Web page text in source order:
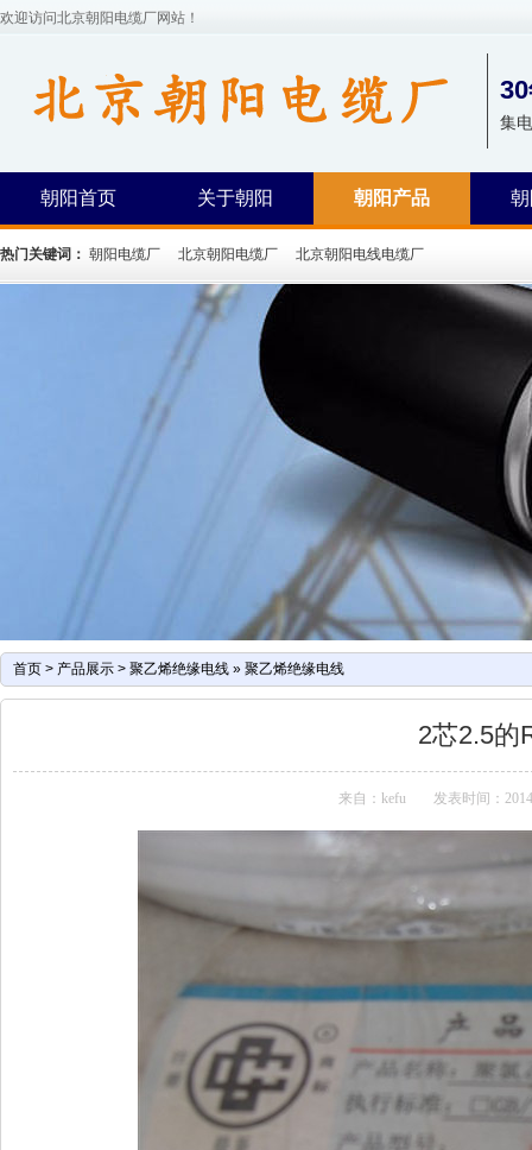
欢迎访问北京朝阳电缆厂网站！
集
朝阳首页 关于朝阳 朝阳产品
热门关键词： 朝阳电缆厂 北京朝阳电缆厂 北京朝阳电线电缆厂
首页 > 产品展示 > 聚乙烯绝缘电线 » 聚乙烯绝缘电线
2芯2.5的
来自：kefu 发表时间：